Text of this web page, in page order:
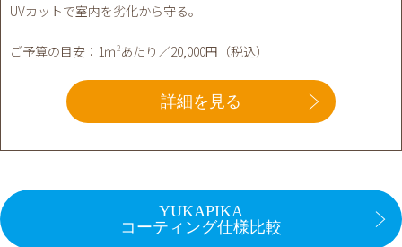
UVカットで室内を劣化から守る。
ご予算の目安：1ｍ2あたり／20,000円（税込）
詳細を見る
YUKAPIKA
コーティング仕様比較